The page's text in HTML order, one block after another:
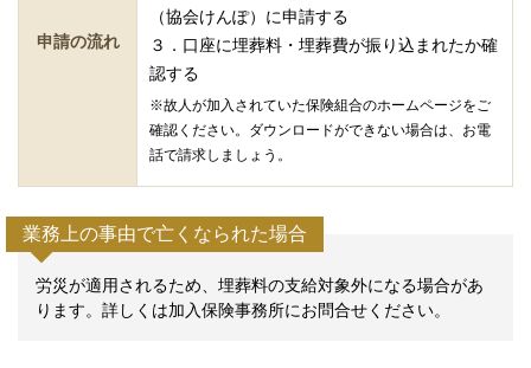
申請の流れ
（協会けんぽ）に申請する
３．口座に埋葬料・埋葬費が振り込まれたか確
認する
※故人が加入されていた保険組合のホームページをご
確認ください。ダウンロードができない場合は、お電
話で請求しましょう。
業務上の事由で亡くなられた場合
労災が適用されるため、埋葬料の支給対象外になる場合があ
ります。詳しくは加入保険事務所にお問合せください。